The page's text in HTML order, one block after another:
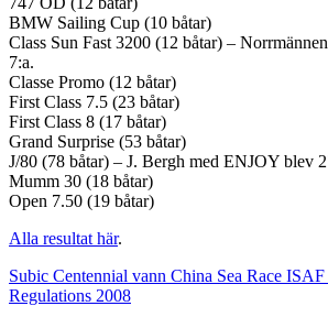
BMW Sailing Cup (10 båtar)
Class Sun Fast 3200 (12 båtar) –
7:a.
Classe Promo (12 båtar)
First Class 7.5 (23 båtar)
First Class 8 (17 båtar)
Grand Surprise (53 båtar)
J/80 (78 båtar) – J. Bergh med ENJOY blev
Mumm 30 (18 båtar)
Open 7.50 (19 båtar)
Alla resultat här.
Subic Centennial vann China Sea Race ISAF
Regulations 2008